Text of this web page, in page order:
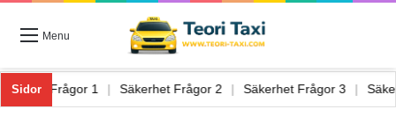
Menu
Sidor
Säkerhet Frågor 1 Säkerhet Frågor 2 Säkerhet Frågor 3